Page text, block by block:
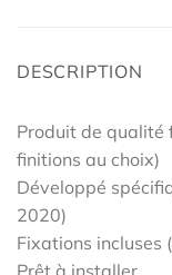
DESCRIPTION
Produit de qualité
finitions au choix)
Développé
2020)
Fixations incluses
Prêt à installer